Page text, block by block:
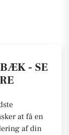
- SE
at få en
af din